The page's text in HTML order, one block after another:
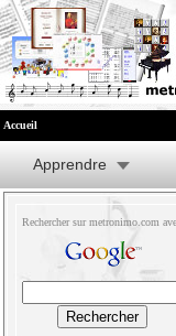
Accueil
Apprendre
Rechercher sur metronimo.com